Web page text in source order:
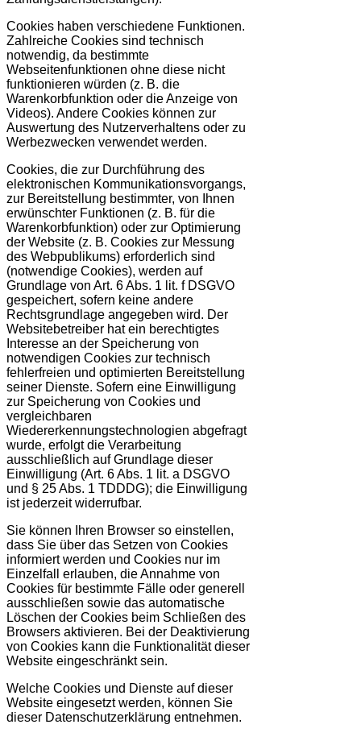
Cookies haben verschiedene Funktionen.
Zahlreiche Cookies sind technisch
notwendig, da bestimmte
Webseitenfunktionen ohne diese nicht
funktionieren würden (z. B. die
Warenkorbfunktion oder die Anzeige von
Videos). Andere Cookies können zur
Auswertung des Nutzerverhaltens oder zu
Werbezwecken verwendet werden.
Cookies, die zur Durchführung des
elektronischen Kommunikationsvorgangs,
zur Bereitstellung bestimmter, von Ihnen
erwünschter Funktionen (z. B. für die
Warenkorbfunktion) oder zur Optimierung
der Website (z. B. Cookies zur Messung
des Webpublikums) erforderlich sind
(notwendige Cookies), werden auf
Grundlage von Art. 6 Abs. 1 lit. f DSGVO
gespeichert, sofern keine andere
Rechtsgrundlage angegeben wird. Der
Websitebetreiber hat ein berechtigtes
Interesse an der Speicherung von
notwendigen Cookies zur technisch
fehlerfreien und optimierten Bereitstellung
seiner Dienste. Sofern eine Einwilligung
zur Speicherung von Cookies und
vergleichbaren
Wiedererkennungstechnologien abgefragt
wurde, erfolgt die Verarbeitung
ausschließlich auf Grundlage dieser
Einwilligung (Art. 6 Abs. 1 lit. a DSGVO
und § 25 Abs. 1 TDDDG); die Einwilligung
ist jederzeit widerrufbar.
Sie können Ihren Browser so einstellen,
dass Sie über das Setzen von Cookies
informiert werden und Cookies nur im
Einzelfall erlauben, die Annahme von
Cookies für bestimmte Fälle oder generell
ausschließen sowie das automatische
Löschen der Cookies beim Schließen des
Browsers aktivieren. Bei der Deaktivierung
von Cookies kann die Funktionalität dieser
Website eingeschränkt sein.
Welche Cookies und Dienste auf dieser
Website eingesetzt werden, können Sie
dieser Datenschutzerklärung entnehmen.